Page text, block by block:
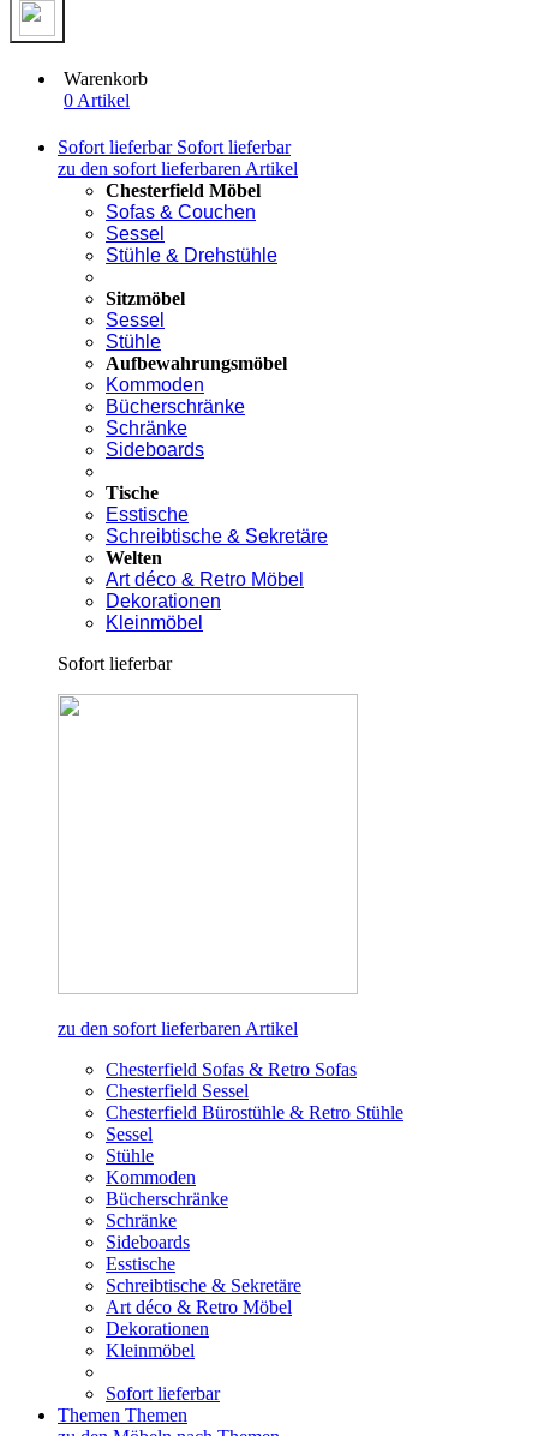
Warenkorb
0 Artikel
Sofort lieferbar Sofort lieferbar
zu den sofort lieferbaren Artikel
Chesterfield Möbel
Sofas & Couchen
Sessel
Stühle & Drehstühle
Sitzmöbel
Sessel
Stühle
Aufbewahrungsmöbel
Kommoden
Bücherschränke
Schränke
Sideboards
Tische
Esstische
Schreibtische & Sekretäre
Welten
Art déco & Retro Möbel
Dekorationen
Kleinmöbel
Sofort lieferbar
zu den sofort lieferbaren Artikel
Chesterfield Sofas & Retro Sofas
Chesterfield Sessel
Chesterfield Bürostühle & Retro Stühle
Sessel
Stühle
Kommoden
Bücherschränke
Schränke
Sideboards
Esstische
Schreibtische & Sekretäre
Art déco & Retro Möbel
Dekorationen
Kleinmöbel
Sofort lieferbar
Themen Themen